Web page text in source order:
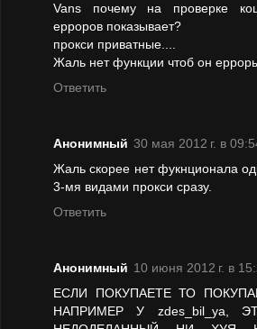
Vans почему на проверке
ерроров показывает?
прокси приватные....
Жаль нет функции чтоб он
Ответить
Анонимный 30 мая 2012 г. в
Жаль скорее нет фукнционала
3-мя видами прокси сразу.
Ответить
Анонимный 10 июня 2012 г. в
ЕСЛИ ПОКУПАЕТЕ ТО
НАПРИМЕР У zdes_bil_ya,